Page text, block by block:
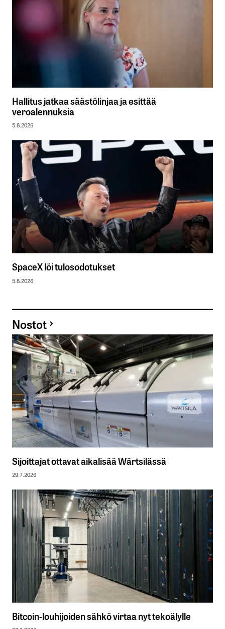
Hallitus jatkaa säästölinjaa ja esittää
veroalennuksia
5.8.2026
SpaceX löi tulosodotukset
5.8.2026
Nostot
Sijoittajat ottavat aikalisää Wärtsilässä
29.7.2026
Bitcoin-louhijoiden sähkö virtaa nyt tekoälylle